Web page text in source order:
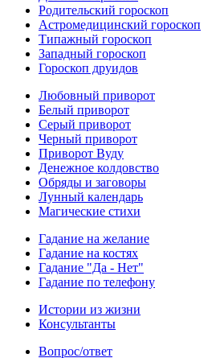
Родительский гороскоп
Астромедицинский гороскоп
Типажный гороскоп
Западный гороскоп
Гороскоп друидов
Любовный приворот
Белый приворот
Серый приворот
Черный приворот
Приворот Вуду
Денежное колдовство
Обряды и заговоры
Лунный календарь
Магические стихи
Гадание на желание
Гадание на костях
Гадание "Да - Нет"
Гадание по телефону
Истории из жизни
Консультанты
Вопрос/ответ